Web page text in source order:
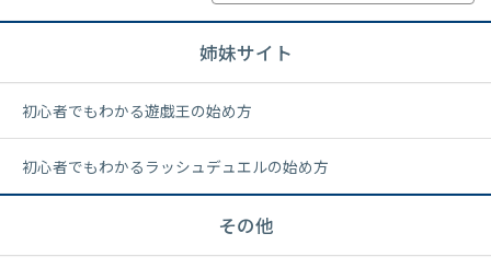
姉妹サイト
初心者でもわかる遊戯王の始め方
初心者でもわかるラッシュデュエルの始め方
その他